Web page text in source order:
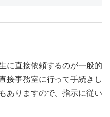
に直接依頼するのが一般的
接事務室に行って手続きし
ありますので、指示に従い